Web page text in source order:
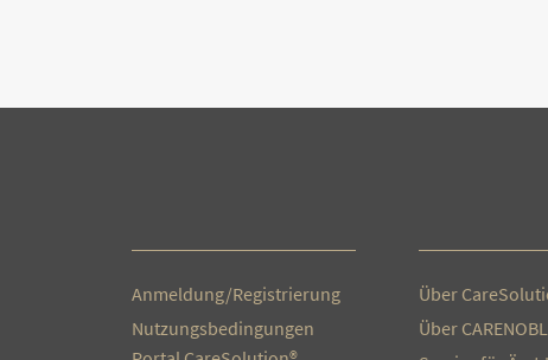
Anmeldung/Registrierung
Nutzungsbedingungen
Über
Über